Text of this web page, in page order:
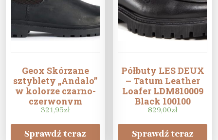
Geox Skórzane
sztyblety „Andalo”
w kolorze czarno-
czerwonym
321,95zł
Sprawdź teraz
Półbuty LES DEUX
– Tatum Leather
Loafer LDM810009
Black 100100
829,00zł
Sprawdź teraz